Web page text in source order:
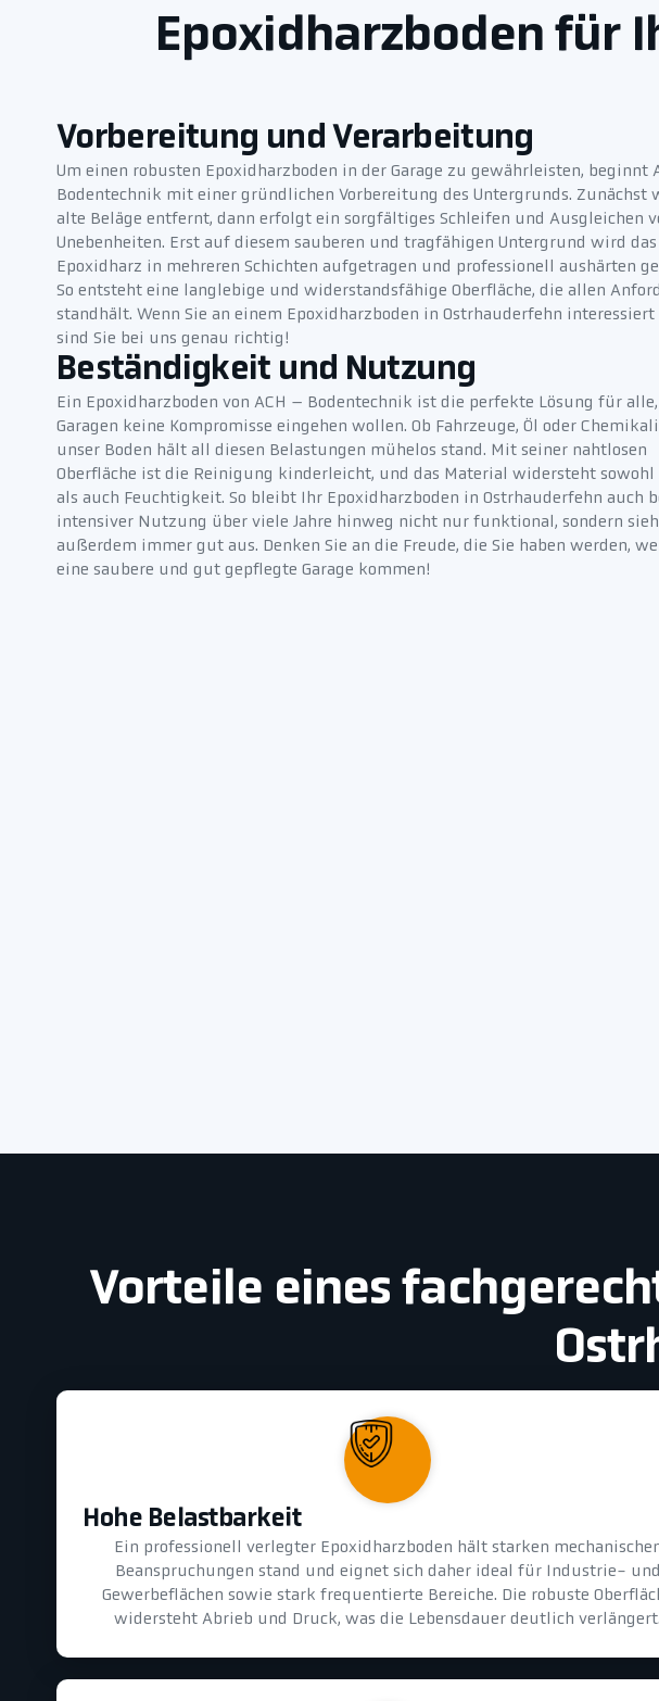
Epoxidharzboden für
Vorbereitung und Verarbeitung
Um einen robusten Epoxidharzboden in der Garage zu gewährleisten, beginnt
Bodentechnik mit einer gründlichen Vorbereitung des Untergrunds. Zunächst
alte Beläge entfernt, dann erfolgt ein sorgfältiges Schleifen und Ausgleichen
Unebenheiten. Erst auf diesem sauberen und tragfähigen Untergrund wird das
Epoxidharz in mehreren Schichten aufgetragen und professionell aushärten
So entsteht eine langlebige und widerstandsfähige Oberfläche, die allen
standhält. Wenn Sie an einem Epoxidharzboden in Ostrhauderfehn interessiert
sind Sie bei uns genau richtig!
Beständigkeit und Nutzung
Ein Epoxidharzboden von ACH – Bodentechnik ist die perfekte Lösung für
Garagen keine Kompromisse eingehen wollen. Ob Fahrzeuge, Öl oder
unser Boden hält all diesen Belastungen mühelos stand. Mit seiner nahtlosen
Oberfläche ist die Reinigung kinderleicht, und das Material widersteht sowohl
als auch Feuchtigkeit. So bleibt Ihr Epoxidharzboden in Ostrhauderfehn auch
intensiver Nutzung über viele Jahre hinweg nicht nur funktional, sondern
außerdem immer gut aus. Denken Sie an die Freude, die Sie haben werden,
eine saubere und gut gepflegte Garage kommen!
Vorteile eines
Hohe Belastbarkeit
Ein professionell verlegter Epoxidharzboden hält starken
Beanspruchungen stand und eignet sich daher ideal für Industrie- und
Gewerbeflächen sowie stark frequentierte Bereiche. Die robuste
widersteht Abrieb und Druck, was die Lebensdauer deutlich verlängert.